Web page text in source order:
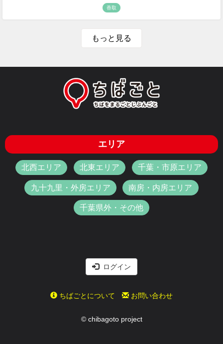
香取
もっと見る
エリア
北西エリア 北東エリア 千葉・市原エリア
九十九里・外房エリア 南房・内房エリア
千葉県外・その他
ログイン
ちばごとについて お問い合わせ
© chibagoto project